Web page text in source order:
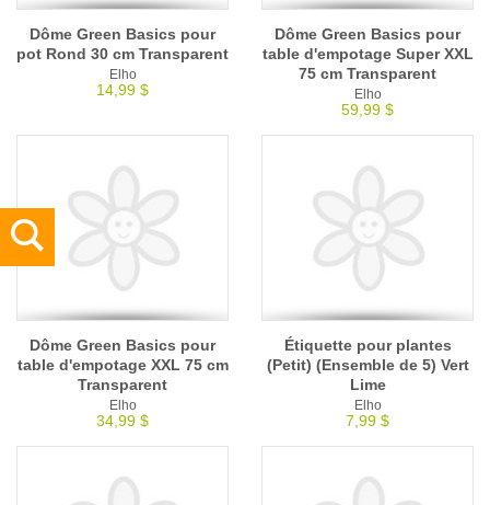
Dôme Green Basics pour
pot Rond 30 cm Transparent
Elho
14,99 $
Dôme Green Basics pour
table d'empotage Super XXL
75 cm Transparent
Elho
59,99 $
Dôme Green Basics pour
table d'empotage XXL 75 cm
Transparent
Elho
34,99 $
Étiquette pour plantes
(Petit) (Ensemble de 5) Vert
Lime
Elho
7,99 $